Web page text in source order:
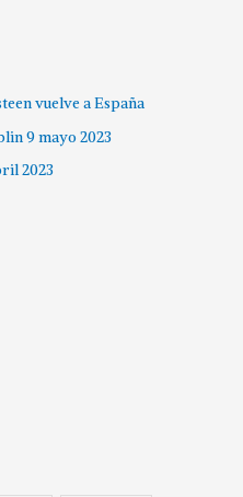
vuelve a España
9 mayo 2023
2023